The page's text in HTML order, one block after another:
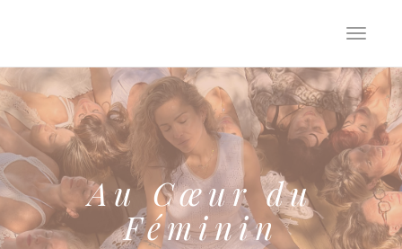
Toggle
Au Cœur du
Féminin